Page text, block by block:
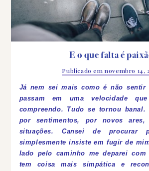
E o que falta é
Publicado emnovembro 14,
Já nem sei mais como é não sentir
passam em uma velocidade
compreendo. Tudo se tornou banal.
por sentimentos, por novos
situações. Cansei de procurar
simplesmente insiste em fugir de
lado pelo caminho me deparei com
tem coisa mais simpática e